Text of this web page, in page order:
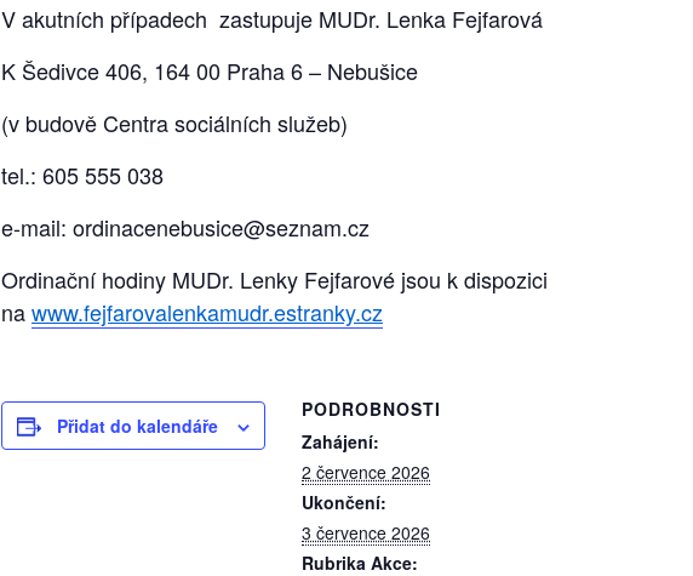
V akutních případech zastupuje MUDr. Lenka Fejfarová
K Šedivce 406, 164 00 Praha 6 – Nebušice
(v budově Centra sociálních služeb)
tel.: 605 555 038
e-mail: ordinacenebusice@seznam.cz
Ordinační hodiny MUDr. Lenky Fejfarové jsou k dispozici
nawww.fejfarovalenkamudr.estranky.cz
Přidat do kalendáře
PODROBNOSTI
Zahájení:
2 července 2026
Ukončení:
3 července 2026
Rubrika Akce: